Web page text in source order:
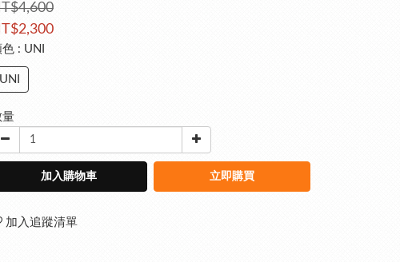
色 : UNI
UNI
量
加入購物車 立即購買
加入追蹤清單